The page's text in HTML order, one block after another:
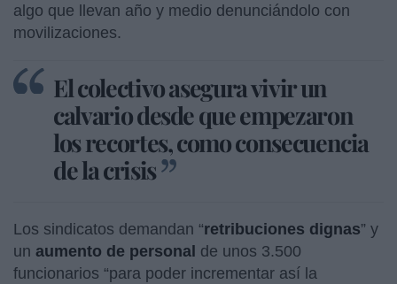
algo que llevan año y medio denunciándolo con
movilizaciones.
El colectivo asegura vivir un
calvario desde que empezaron
los recortes, como consecuencia
de la crisis
Los sindicatos demandan “retribuciones dignas” y
un aumento de personal de unos 3.500
funcionarios “para poder incrementar así la